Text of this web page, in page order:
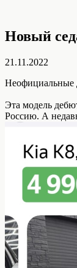
Новый
21.11.2022
Неофициальные
Эта модель
Россию. А